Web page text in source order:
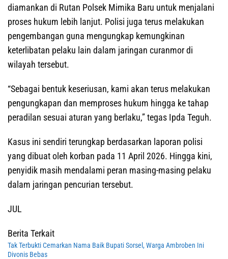
diamankan di Rutan Polsek Mimika Baru untuk menjalani
proses hukum lebih lanjut. Polisi juga terus melakukan
pengembangan guna mengungkap kemungkinan
keterlibatan pelaku lain dalam jaringan curanmor di
wilayah tersebut.
“Sebagai bentuk keseriusan, kami akan terus melakukan
pengungkapan dan memproses hukum hingga ke tahap
peradilan sesuai aturan yang berlaku,” tegas Ipda Teguh.
Kasus ini sendiri terungkap berdasarkan laporan polisi
yang dibuat oleh korban pada 11 April 2026. Hingga kini,
penyidik masih mendalami peran masing-masing pelaku
dalam jaringan pencurian tersebut.
JUL
Berita Terkait
Tak Terbukti Cemarkan Nama Baik Bupati Sorsel, Warga Ambroben Ini
Divonis Bebas